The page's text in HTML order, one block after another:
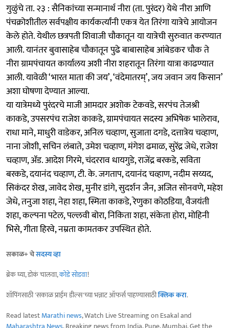
गुळुंचे ता. २३ : सैनिकांच्या सन्मानार्थ नीरा (ता. पुरंदर) येथे नीरा आणि
पंचक्रोशीतील सर्वपक्षीय कार्यकर्त्यांनी एकत्र येत तिरंगा यात्रेचे आयोजन
केले होते. येथील छत्रपती शिवाजी चौकातून या यात्रेची सुरुवात करण्यात
आली. यानंतर बुवासाहेब चौकातून पुढे बाबासाहेब आंबेडकर चौक ते
नीरा ग्रामपंचायत कार्यालय अशी नीरा शहरातून तिरंगा यात्रा काढण्यात
आली. यावेळी ‘भारत माता की जय’, ‘वंदेमातरम्’, जय जवान जय किसान’
अशा घोषणा देण्यात आल्या.
या यात्रेमध्ये पुरंदरचे माजी आमदार अशोक टेकवडे, सरपंच तेजश्री
काकडे, उपसरपंच राजेश काकडे, ग्रामपंचायत सदस्य अभिषेक भालेराव,
राधा माने, माधुरी वाडेकर, अनिल चव्हाण, सुजाता दगडे, दत्तात्रेय चव्हाण,
नाना जोशी, सचिन लंबाते, उमेश चव्हाण, मंगेश ढमाळ, सुरेंद्र जेधे, राजेश
चव्हाण, ॲड. आदेश गिरमे, चंदरराव धायगुडे, राजेंद्र बरकडे, सविता
बरकडे, दयानंद चव्हाण, टी. के. जगताप, दयानंद चव्हाण, नदीम सय्यद,
सिकंदर शेख, जावेद शेख, मुनीर डांगे, सुदर्शन जैन, अजित सोनवणे, महेश
जेधे, तनुजा शहा, नेहा शहा, स्मिता काकडे, रेणुका कोठडिया, वैजयंती
शहा, कल्पना पटेल, पल्लवी बोरा, निकिता शहा, संकेता होरा, मोहिनी
भिसे, गीता हिरवे, नम्रता कामतकर उपस्थित होते.
सकाळ+ चेसदस्य व्हा
ब्रेक घ्या, डोकं चालवा,कोडे सोडवा!
शॉपिंगसाठी 'सकाळ प्राईम डील्स'च्या भन्नाट ऑफर्स पाहण्यासाठीक्लिक करा.
Read latestMarathi news, Watch Live Streaming on Esakal and